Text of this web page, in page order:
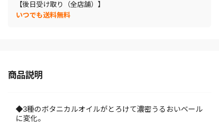
【後日受け取り（全店舗）】
いつでも送料無料
商品説明
◆3種のボタニカルオイルがとろけて濃密うるおいベール
に変化。